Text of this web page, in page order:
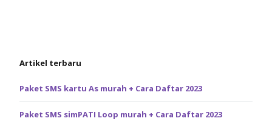
Artikel terbaru
Paket SMS kartu As murah + Cara Daftar 2023
Paket SMS simPATI Loop murah + Cara Daftar 2023